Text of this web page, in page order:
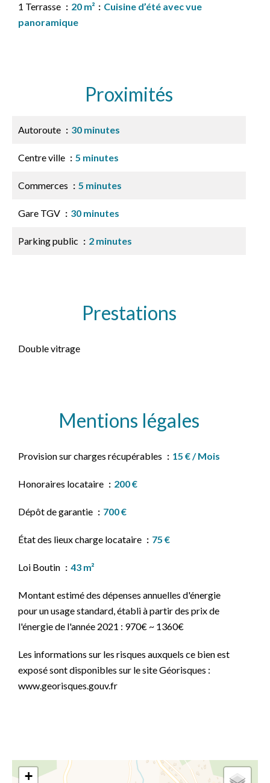
1 Terrasse 20 m²
Cuisine d’été avec vue
panoramique
Proximités
Autoroute 30 minutes
Centre ville 5 minutes
Commerces 5 minutes
Gare TGV 30 minutes
Parking public 2 minutes
Prestations
Double vitrage
Mentions légales
Provision sur charges récupérables 15 € / Mois
Honoraires locataire 200 €
Dépôt de garantie 700 €
État des lieux charge locataire 75 €
Loi Boutin 43 m²
Montant estimé des dépenses annuelles d'énergie
pour un usage standard, établi à partir des prix de
l'énergie de l'année 2021 : 970€ ~ 1360€
Les informations sur les risques auxquels ce bien est
exposé sont disponibles sur le site Géorisques :
www.georisques.gouv.fr
+